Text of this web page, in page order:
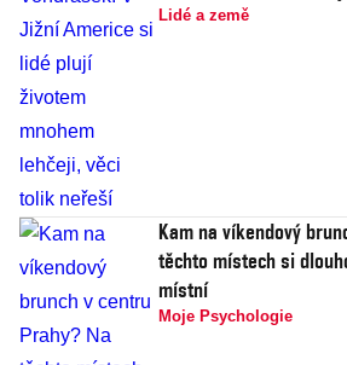
Lidé a země
Kam na víkendový
těchto místech si
místní
Moje Psychologie